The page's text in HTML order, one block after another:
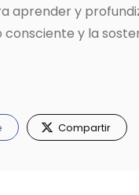
aprender y
consciente y la
Compartir